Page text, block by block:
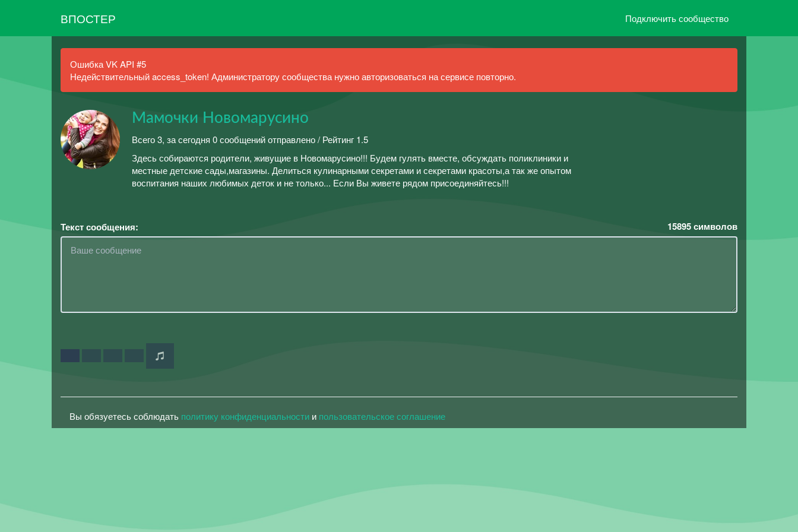
ВПОСТЕР Подключить сообщество
Ошибка VK API #5
Недействительный access_token! Администратору сообщества нужно авторизоваться на сервисе повторно.
Мамочки Новомарусино
Всего 3, за сегодня 0 сообщений отправлено / Рейтинг 1.5
Здесь собираются родители, живущие в Новомарусино!!! Будем гулять вместе, обсуждать поликлиники и
местные детские сады,магазины. Делиться кулинарными секретами и секретами красоты,а так же опытом
воспитания наших любимых деток и не только... Если Вы живете рядом присоединяйтесь!!!
Текст сообщения: 15895символов
Вы обязуетесь соблюдать политику конфиденциальности и пользовательское соглашение